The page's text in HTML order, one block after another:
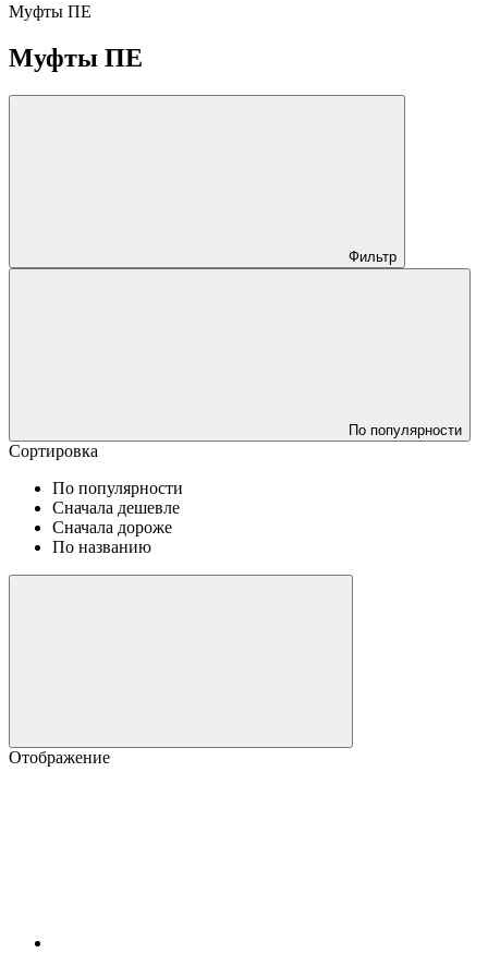
Муфты ПЕ
Муфты ПЕ
Фильтр
По популярности
Сортировка
По популярности
Сначала дешевле
Сначала дороже
По названию
Отображение